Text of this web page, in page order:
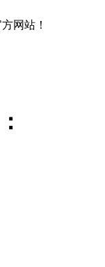
网站！